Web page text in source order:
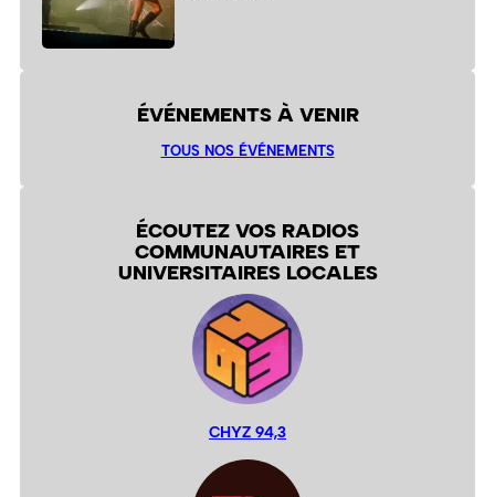
ÉVÉNEMENTS À VENIR
TOUS NOS ÉVÉNEMENTS
ÉCOUTEZ VOS RADIOS
COMMUNAUTAIRES ET
UNIVERSITAIRES LOCALES
CHYZ 94,3